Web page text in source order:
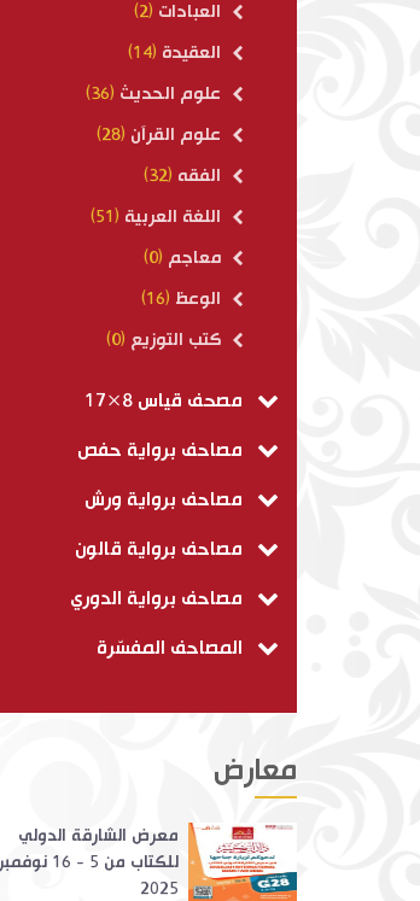
العبادات (2)
العقيدة (14)
علوم الحديث (36)
علوم القرآن (28)
الفقه (32)
اللغة العربية (51)
معاجم (0)
الوعظ (16)
كتب التوزيع (0)
مصحف قياس 8×17
مصاحف برواية حفص
مصاحف برواية ورش
مصاحف برواية قالون
مصاحف برواية الدوري
المصاحف المفسّرة
معارض
معرض الشارقة الدولي
للكتاب من 5 - 16 نوفمبر
2025